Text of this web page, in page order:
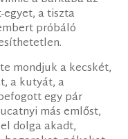
a tiszta
próbáló
mondjuk a kecskét,
a kutyát, a
egy pár
más emlőst,
dolga akadt,